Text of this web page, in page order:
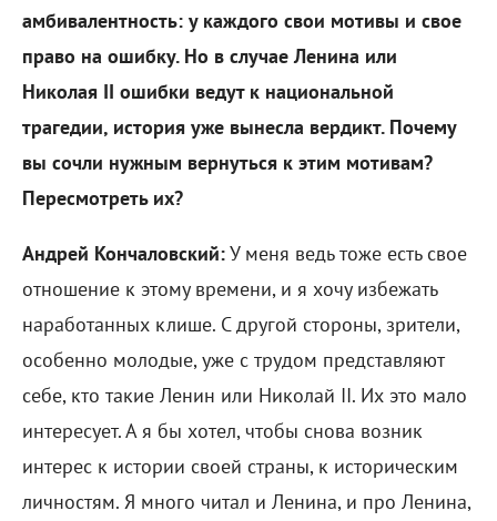
амбивалентность: у каждого свои мотивы и свое
право на ошибку. Но в случае Ленина или
Николая II ошибки ведут к национальной
трагедии, история уже вынесла вердикт. Почему
вы сочли нужным вернуться к этим мотивам?
Пересмотреть их?
Андрей Кончаловский:У меня ведь тоже есть свое
отношение к этому времени, и я хочу избежать
наработанных клише. С другой стороны, зрители,
особенно молодые, уже с трудом представляют
себе, кто такие Ленин или Николай II. Их это мало
интересует. А я бы хотел, чтобы снова возник
интерес к истории своей страны, к историческим
личностям. Я много читал и Ленина, и про Ленина,